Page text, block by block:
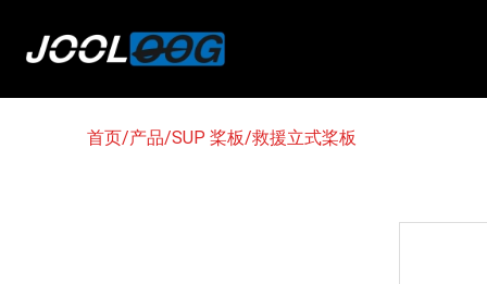
首页/产品/SUP 桨板/救援立式桨板